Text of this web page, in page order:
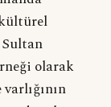
Sultan
olarak